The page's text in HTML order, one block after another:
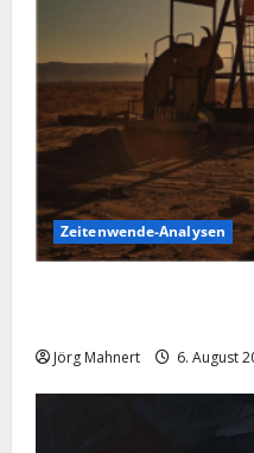
Zeitenwende-Analysen
Jörg Mahnert 6. August